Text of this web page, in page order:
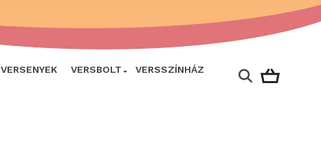
VERSENYEK VERSBOLT VERSSZÍNHÁZ